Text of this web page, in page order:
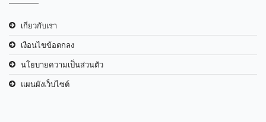
เกี่ยวกับเรา
เงือนไขข้อตกลง
นโยบายความเป็นส่วนตัว
แผนผังเว็บไซต์